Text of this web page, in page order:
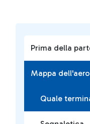
Prima della
Mappa
Quale